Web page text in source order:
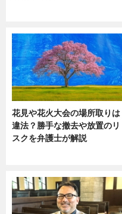
花見や花火大会の場所取りは
違法？勝手な撤去や放置のリ
スクを弁護士が解説